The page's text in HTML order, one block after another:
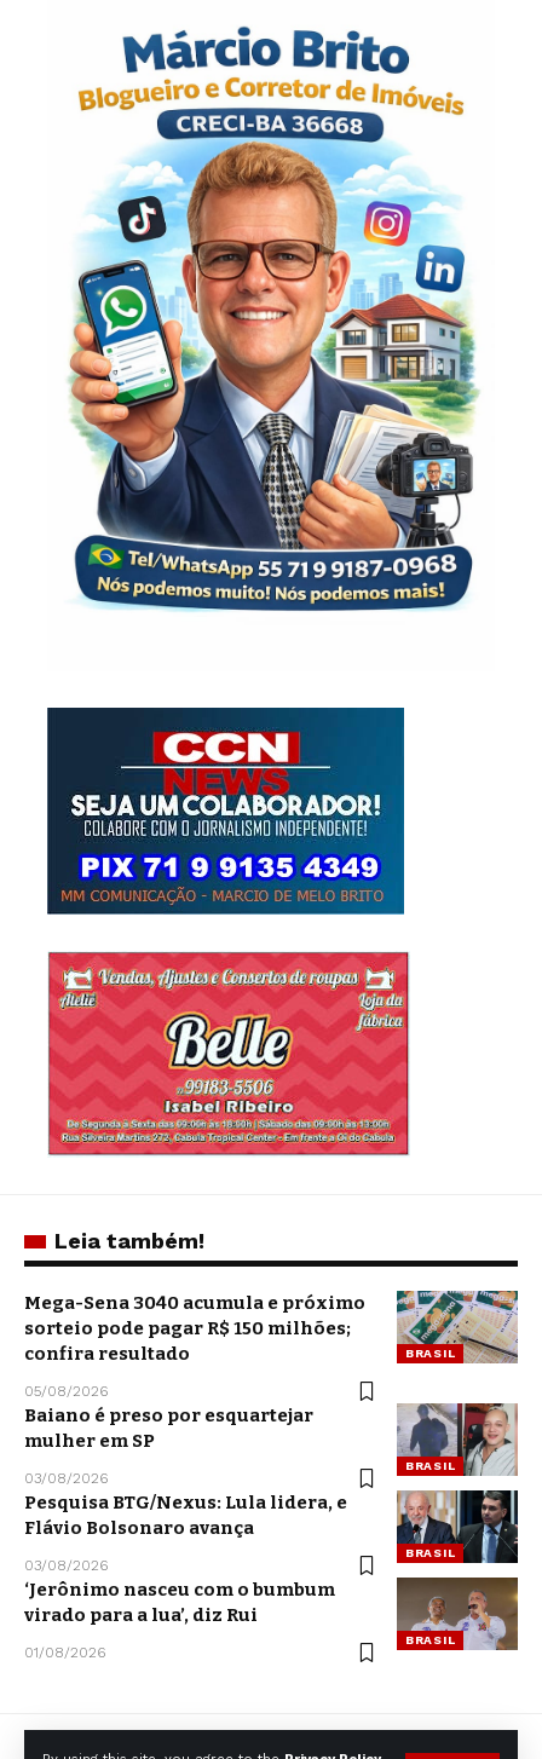
Leia também!
BRASIL
Mega-Sena 3040 acumula e próximo
sorteio pode pagar R$ 150 milhões;
confira resultado
05/08/2026
BRASIL
Baiano é preso por esquartejar
mulher em SP
03/08/2026
BRASIL
Pesquisa BTG/Nexus: Lula lidera, e
Flávio Bolsonaro avança
03/08/2026
BRASIL
‘Jerônimo nasceu com o bumbum
virado para a lua’, diz Rui
01/08/2026